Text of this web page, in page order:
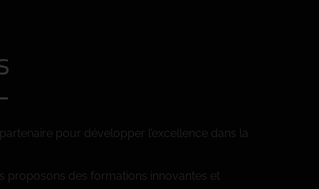
pour développer l’excellence dans la
proposons des formations innovantes et